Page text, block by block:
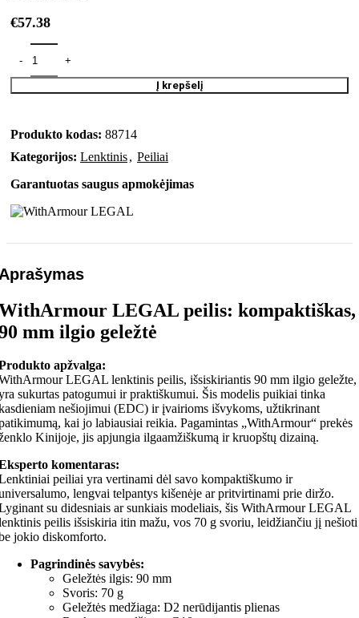
€57.38
Į krepšelį
Produkto kodas: 88714
Kategorijos: Lenktinis, Peiliai
Garantuotas saugus apmokėjimas
LEGAL peilis: kompaktiškas,
mm ilgio geležtė
apžvalga:
LEGAL lenktinis peilis, išsiskiriantis 90 mm ilgio geležte,
sukurtas patogumui ir praktiškumui. Šis modelis puikiai tinka
nešiojimui (EDC) ir įvairioms išvykoms, užtikrinant
kai jo labiausiai reikia. Pagamintas „WithArmour“ prekės
Kinijoje, jis apjungia ilgaamžiškumą ir kruopštų dizainą.
komentaras:
peiliai yra vertinami dėl savo kompaktiškumo ir
lengvai telpantys kišenėje ar pritvirtinami prie diržo.
su didesniais ar sunkiais modeliais, šis WithArmour LEGAL
peilis išsiskiria itin mažu, vos 70 g svoriu, leidžiančiu jį nešioti
jokio diskomforto.
Pagrindinės savybės:
Geležtės ilgis: 90 mm
Svoris: 70 g
Geležtės medžiaga: D2 nerūdijantis plienas